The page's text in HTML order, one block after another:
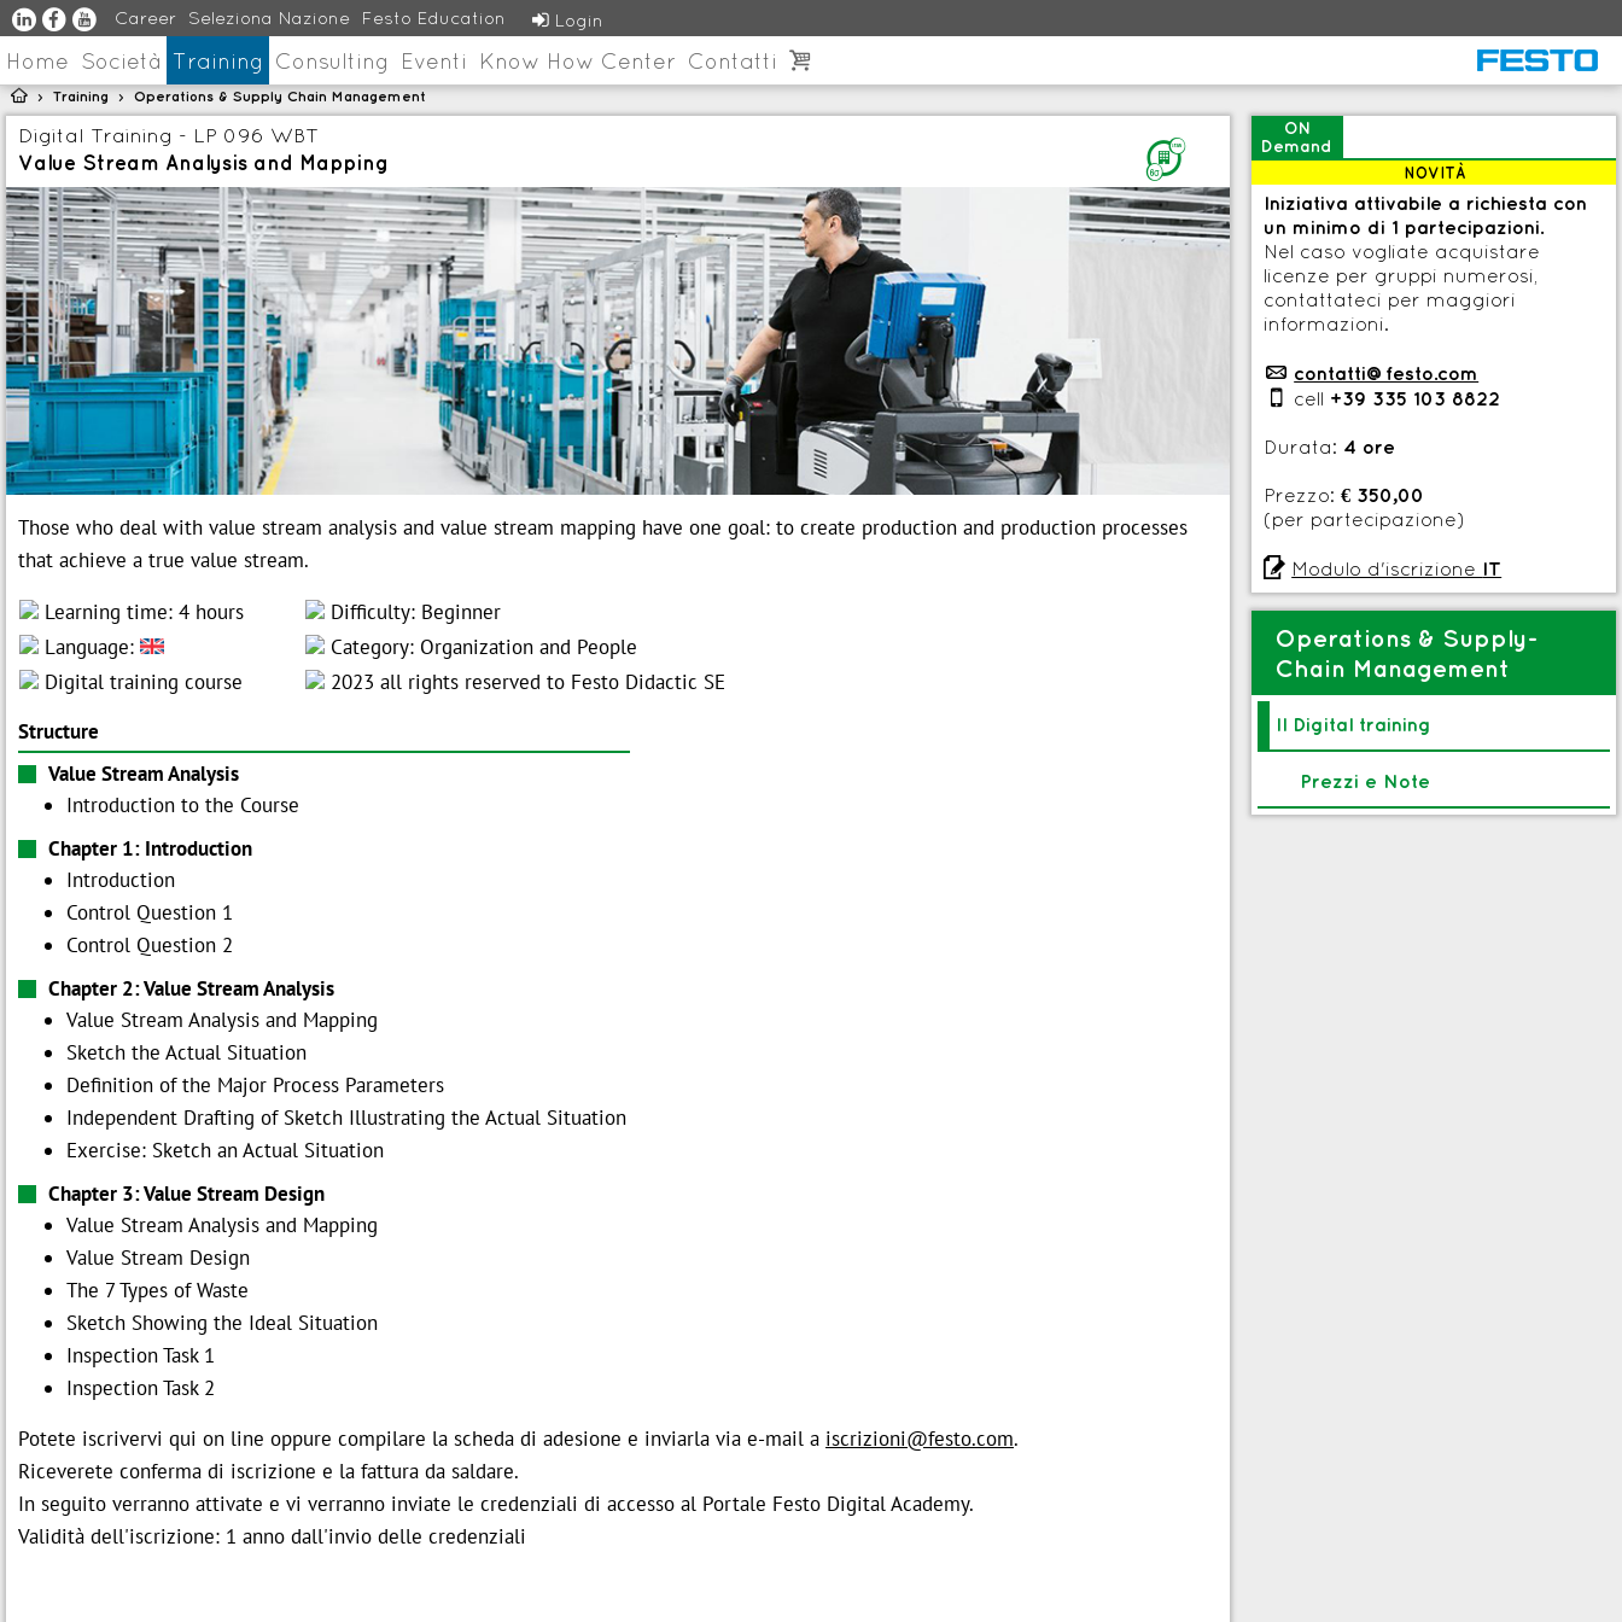
u s v Career Seleziona Nazione Festo Education  Login
Home Società Training Consulting Eventi Know How Center Contatti 
 > Training > Operations & Supply Chain Management
Digital Training - LP 096 WBT
Value Stream Analysis and Mapping
F
Those who deal with value stream analysis and value stream mapping have one goal: to create production and production processes
that achieve a true value stream.
Learning time: 4 hours
Difficulty: Beginner
Language:
Category: Organization and People
Digital training course
2023 all rights reserved to Festo Didactic SE
Structure
Value Stream Analysis
Introduction to the Course
Chapter 1: Introduction
Introduction
Control Question 1
Control Question 2
Chapter 2: Value Stream Analysis
Value Stream Analysis and Mapping
Sketch the Actual Situation
Definition of the Major Process Parameters
Independent Drafting of Sketch Illustrating the Actual Situation
Exercise: Sketch an Actual Situation
Chapter 3: Value Stream Design
Value Stream Analysis and Mapping
Value Stream Design
The 7 Types of Waste
Sketch Showing the Ideal Situation
Inspection Task 1
Inspection Task 2
Potete iscrivervi qui on line oppure compilare la scheda di adesione e inviarla via e-mail a iscrizioni@festo.com.
Riceverete conferma di iscrizione e la fattura da saldare.
In seguito verranno attivate e vi verranno inviate le credenziali di accesso al Portale Festo Digital Academy.
Validità dell'iscrizione: 1 anno dall'invio delle credenziali
ON
Demand
NOVITÀ
Iniziativa attivabile a richiesta con
un minimo di 1 partecipazioni.
Nel caso vogliate acquistare
licenze per gruppi numerosi,
contattateci per maggiori
informazioni.
p contatti@festo.com
 cell +39 335 103 8822
Durata: 4 ore
Prezzo:€ 350,00
(per partecipazione)
 Modulo d'iscrizione IT
Operations & Supply-
Chain Management
Il Digital training
Prezzi e Note